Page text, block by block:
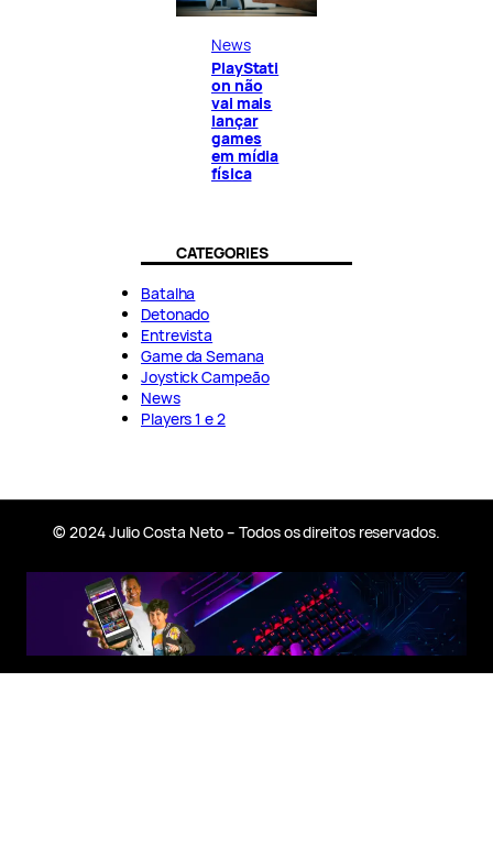
News
PlayStati
on não
vai mais
lançar
games
em mídia
física
CATEGORIES
Batalha
Detonado
Entrevista
Game da Semana
Joystick Campeão
News
Players 1 e 2
© 2024 Julio Costa Neto – Todos os direitos reservados.